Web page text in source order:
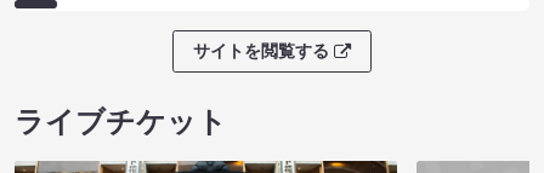
サイトを閲覧する
ライブチケット